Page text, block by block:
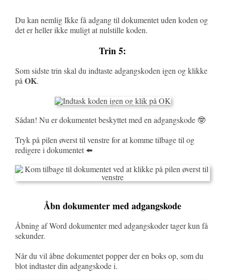
Du kan nemlig Ikke få adgang til dokumentet uden koden og
det er heller ikke muligt at nulstille koden.
Trin 5:
Som sidste trin skal du indtaste adgangskoden igen og klikke
på OK.
Sådan! Nu er dokumentet beskyttet med en adgangskode 🤓
Tryk på pilen øverst til venstre for at komme tilbage til og
redigere i dokumentet ⬅️
Åbn dokumenter med adgangskode
Åbning af Word dokumenter med adgangskoder tager kun få
sekunder.
Når du vil åbne dokumentet popper der en boks op, som du
blot indtaster din adgangskode i.